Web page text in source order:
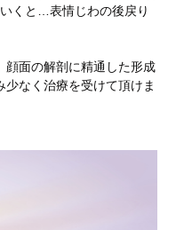
くと…表情じわの後戻り
顔面の解剖に精通した形成
なく治療を受けて頂けま